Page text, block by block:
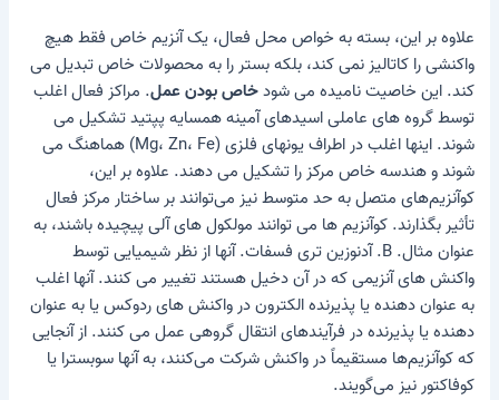
علاوه بر این، بسته به خواص محل فعال، یک آنزیم خاص فقط هیچ
واکنشی را کاتالیز نمی کند، بلکه بستر را به محصولات خاص تبدیل می
کند. این خاصیت نامیده می شودخاص بودن عمل. مراکز فعال اغلب
توسط گروه های عاملی اسیدهای آمینه همسایه پپتید تشکیل می
شوند. اینها اغلب در اطراف یونهای فلزی (Mg، Zn، Fe) هماهنگ می
شوند و هندسه خاص مرکز را تشکیل می دهند. علاوه بر این،
کوآنزیم‌های متصل به حد متوسط ​​نیز می‌توانند بر ساختار مرکز فعال
تأثیر بگذارند. کوآنزیم ها می توانند مولکول های آلی پیچیده باشند، به
عنوان مثال. B. آدنوزین تری فسفات. آنها از نظر شیمیایی توسط
واکنش های آنزیمی که در آن دخیل هستند تغییر می کنند. آنها اغلب
به عنوان دهنده یا پذیرنده الکترون در واکنش های ردوکس یا به عنوان
دهنده یا پذیرنده در فرآیندهای انتقال گروهی عمل می کنند. از آنجایی
که کوآنزیم‌ها مستقیماً در واکنش شرکت می‌کنند، به آنها سوبسترا یا
کوفاکتور نیز می‌گویند.